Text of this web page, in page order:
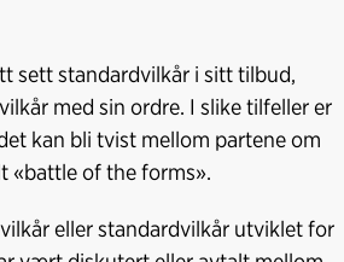
sett standardvilkår i sitt tilbud,
med sin ordre. I slike tilfeller er
kan bli tvist mellom partene om
«battle of the forms».
eller standardvilkår utviklet for